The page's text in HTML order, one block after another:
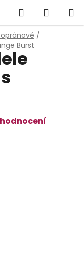
Hledat
KOŠÍK
/
Burst